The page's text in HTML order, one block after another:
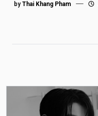
by Thai Khang Pham